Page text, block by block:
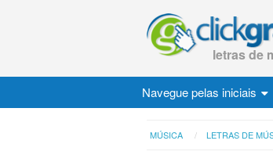
letras de
Navegue pelas iniciais
MÚSICA LETRAS DE